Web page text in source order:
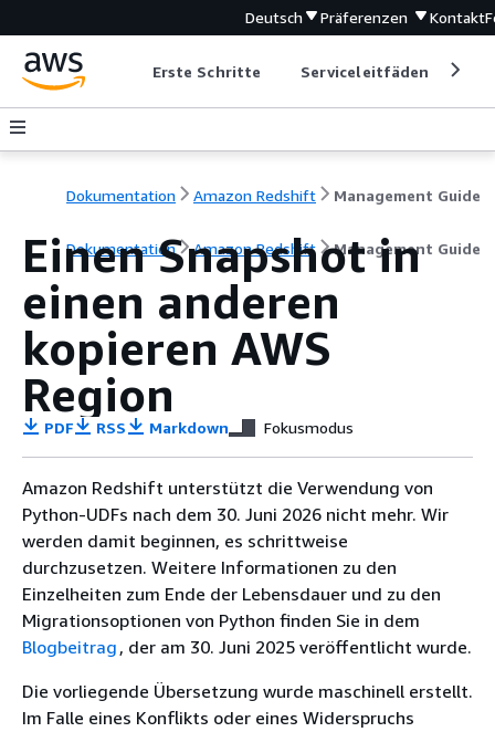
Deutsch Präferenzen Kontakt
Erste Schritte Serviceleitfäden
Dokumentation Amazon Redshift Management Guide
Dokumentation Amazon Redshift Management Guide
Einen Snapshot in
einen anderen
kopieren AWS
Region
PDF RSS Markdown Fokusmodus
Amazon Redshift unterstützt die Verwendung von
Python-UDFs nach dem 30. Juni 2026 nicht mehr. Wir
werden damit beginnen, es schrittweise
durchzusetzen. Weitere Informationen zu den
Einzelheiten zum Ende der Lebensdauer und zu den
Migrationsoptionen von Python finden Sie in dem
Blogbeitrag , der am 30. Juni 2025 veröffentlicht wurde.
Die vorliegende Übersetzung wurde maschinell erstellt.
Im Falle eines Konflikts oder eines Widerspruchs